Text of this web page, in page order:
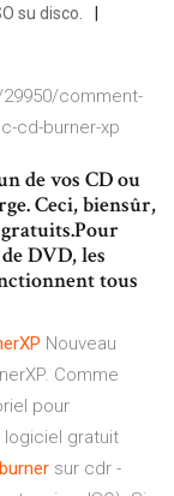
su disco.
comment-
cd-burner-xp
de vos CD ou
Ceci, biensûr,
DVD, les
tous
Nouveau
Comme
pour
logiciel gratuit
sur cdr -